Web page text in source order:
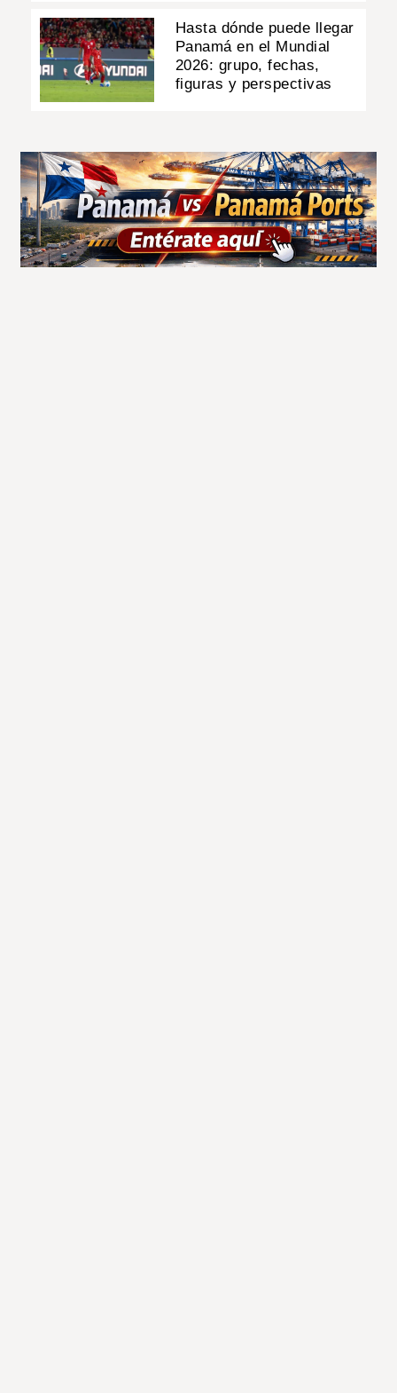
Hasta dónde puede llegar
Panamá en el Mundial
2026: grupo, fechas,
figuras y perspectivas